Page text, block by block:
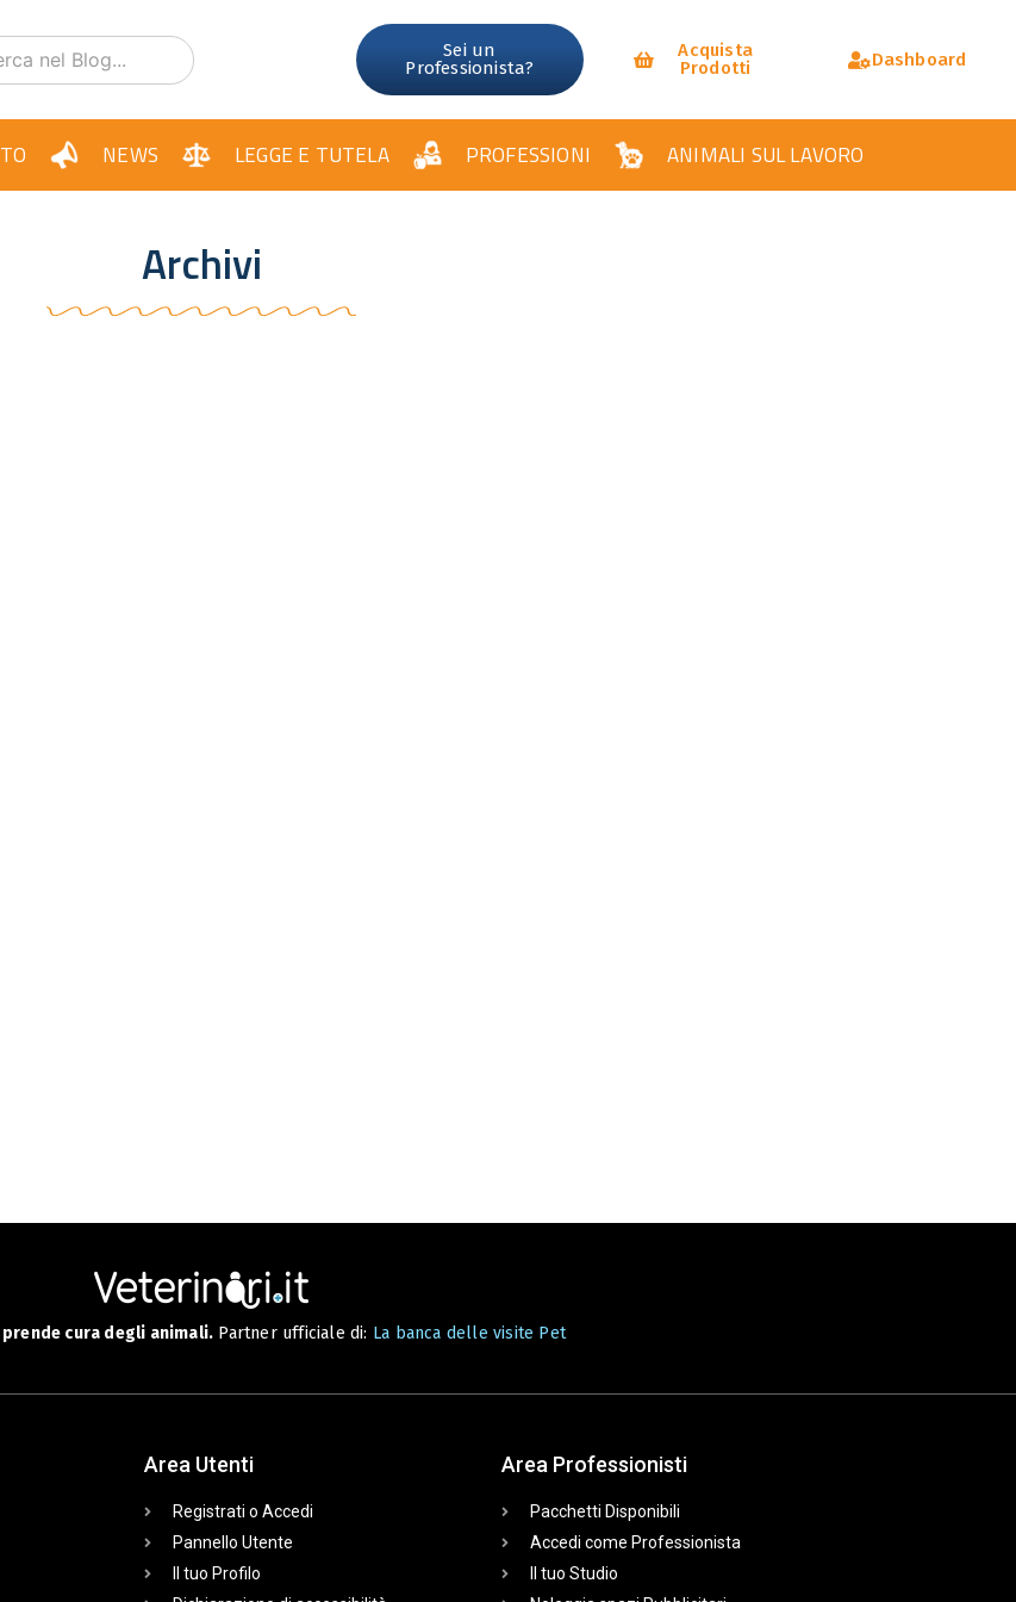
Sei un
Professionista?
Acquista
Prodotti
Dashboard
NEWS LEGGE E TUTELA PROFESSIONI ANIMALI SUL LAVORO
Archivi
prende cura degli animali. Partner ufficiale di: La banca delle visite Pet
Area Utenti
Registrati o Accedi
Pannello Utente
Il tuo Profilo
Area Professionisti
Pacchetti Disponibili
Accedi come Professionista
Il tuo Studio